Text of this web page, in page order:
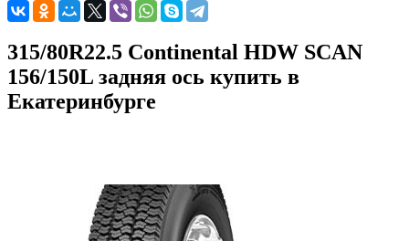
315/80R22.5 Continental HDW SCAN
156/150L задняя ось купить в
Екатеринбурге